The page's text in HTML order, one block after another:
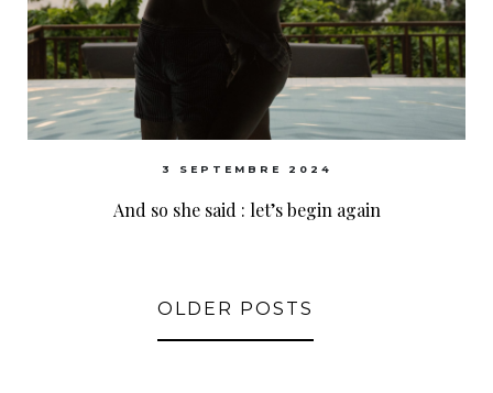
3 SEPTEMBRE 2024
And so she said : let’s begin again
OLDER POSTS